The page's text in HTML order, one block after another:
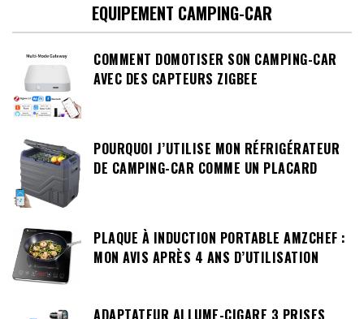
EQUIPEMENT CAMPING-CAR
COMMENT DOMOTISER SON CAMPING-CAR
AVEC DES CAPTEURS ZIGBEE
POURQUOI J’UTILISE MON RÉFRIGÉRATEUR
DE CAMPING-CAR COMME UN PLACARD
PLAQUE À INDUCTION PORTABLE AMZCHEF :
MON AVIS APRÈS 4 ANS D’UTILISATION
ADAPTATEUR ALLUME-CIGARE 3 PRISES